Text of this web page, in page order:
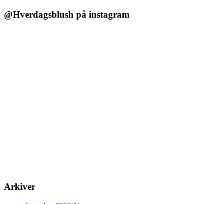
@Hverdagsblush på instagram
Arkiver